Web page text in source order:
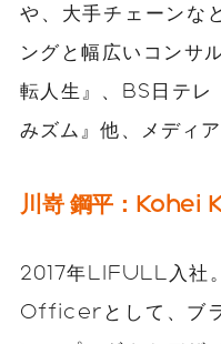
や、大手チェーンな
ングと幅広いコンサ
転人生』、BS日テレ
みズム』他、メディア
川嵜 鋼平：Kohei
2017年LIFULL入
Officerとして、ブ